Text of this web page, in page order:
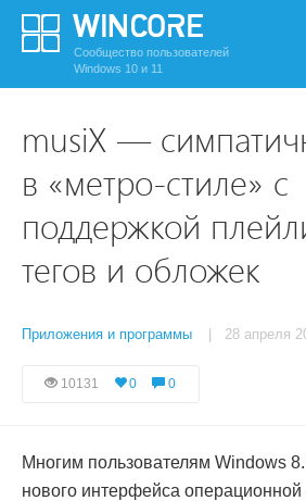
Сообщество пользователей
Windows 10 и 11
musiX —
в «метро-стиле» с
поддержкой
тегов и обложек
Приложения и программы | 28 апреля
10131 0 0
Многим пользователям Windows
нового интерфейса